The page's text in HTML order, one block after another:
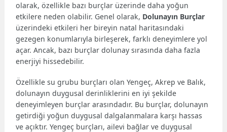
olarak, özellikle bazı burçlar üzerinde daha yoğun
etkilere neden olabilir. Genel olarak, Dolunayın Burçlar
üzerindeki etkileri her bireyin natal haritasındaki
gezegen konumlarıyla birleşerek, farklı deneyimlere yol
açar. Ancak, bazı burçlar dolunay sırasında daha fazla
enerjiyi hissedebilir.
Özellikle su grubu burçları olan Yengeç, Akrep ve Balık,
dolunayın duygusal derinliklerini en iyi şekilde
deneyimleyen burçlar arasındadır. Bu burçlar, dolunayın
getirdiği yoğun duygusal dalgalanmalara karşı hassas
ve açıktır. Yengeç burçları, ailevi bağlar ve duygusal